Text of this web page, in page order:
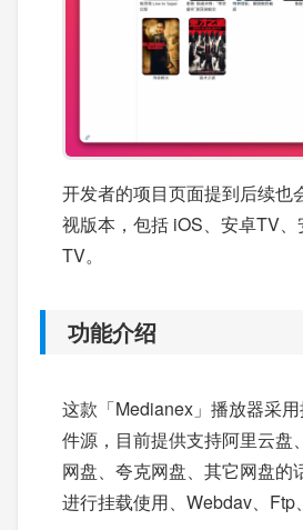
开发者的项目页面提到后续也
视版本，包括 iOS、安卓TV
TV。
功能介绍
这款「Medianex」播放器采
件源，目前提供支持阿里云盘
网盘、夸克网盘、其它网盘的
进行挂载使用、Webdav、Ftp